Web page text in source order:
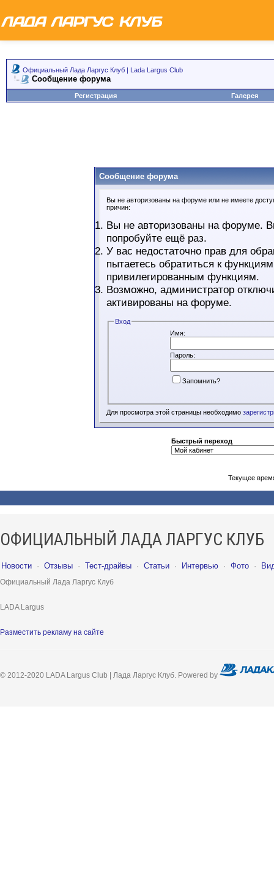
Официальный Лада Ларгус Клуб | Lada Largus Club
Сообщение форума
Регистрация Галерея
Сообщение форума
Вы не авторизованы на форуме или не имеете
причин:
Вы не авторизованы на форуме.
попробуйте ещё раз.
У вас недостаточно прав для
пытаетесь обратиться к
привилегированным функциям.
Возможно, администратор
активированы на форуме.
Вход
Имя:
Пароль:
Запомнить?
Для просмотра этой страницы необходимо
Быстрый переход
Текущее
ОФИЦИАЛЬНЫЙ ЛАДА ЛАРГУС КЛУБ
Новости · Отзывы · Тест-драйвы · Статьи · Интервью · Фото ·
Официальный Лада Ларгус Клуб
LADA Largus
Разместить рекламу на сайте
© 2012-2020 LADA Largus Club | Лада Ларгус Клуб. Powered by